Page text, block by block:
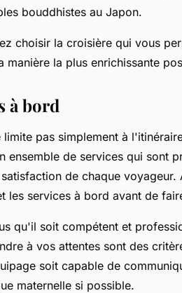
bouddhistes au Japon.
choisir la croisière qui vous
la plus enrichissante
à bord
pas simplement à
ensemble de services qui sont
de chaque voyageur.
les services à bord avant de
qu'il soit compétent et
à vos attentes sont des
soit capable de
maternelle si possible.